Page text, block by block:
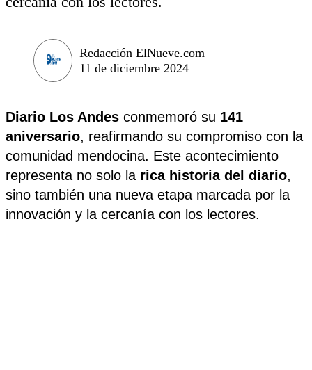
Redacción ElNueve.com
11 de diciembre 2024
Diario Los Andes conmemoró su 141
aniversario, reafirmando su compromiso con la
comunidad mendocina. Este acontecimiento
representa no solo la rica historia del diario,
sino también una nueva etapa marcada por la
innovación y la cercanía con los lectores.